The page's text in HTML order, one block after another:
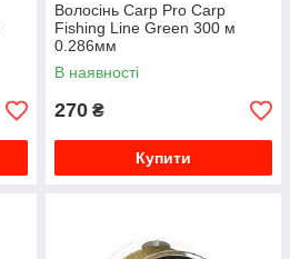
Волосінь Carp Pro Carp
Fishing Line Green 300 м
0.286мм
В наявності
270 ₴
Купити